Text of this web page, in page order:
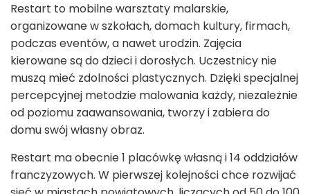
Restart to mobilne warsztaty malarskie,
organizowane w szkołach, domach kultury, firmach,
podczas eventów, a nawet urodzin. Zajęcia
kierowane są do dzieci i dorosłych. Uczestnicy nie
muszą mieć zdolności plastycznych. Dzięki specjalnej
percepcyjnej metodzie malowania każdy, niezależnie
od poziomu zaawansowania, tworzy i zabiera do
domu swój własny obraz.
Restart ma obecnie 1 placówkę własną i 14 oddziałów
franczyzowych. W pierwszej kolejności chce rozwijać